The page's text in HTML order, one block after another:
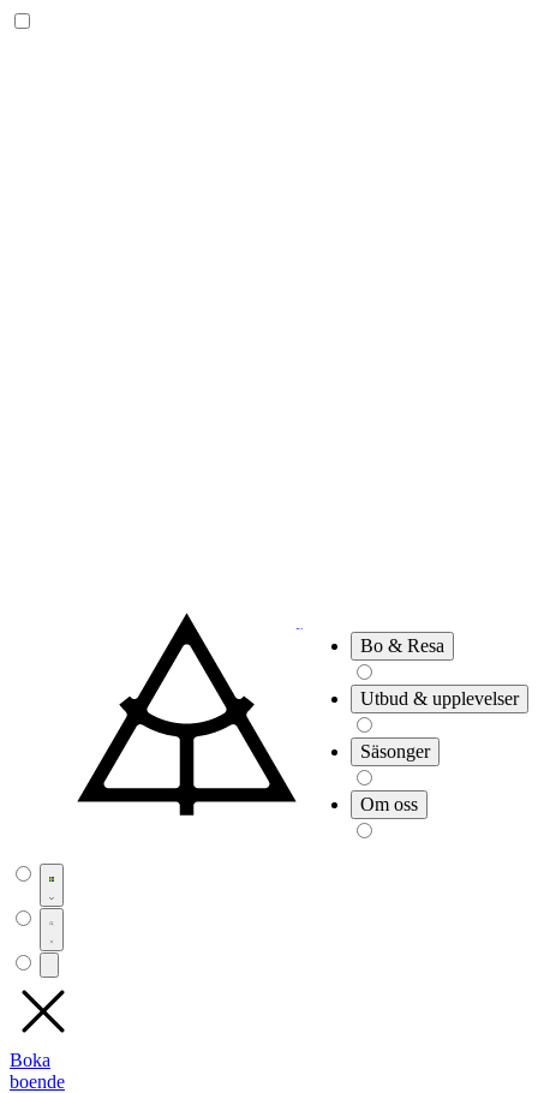
Bo & Resa
Utbud & upplevelser
Säsonger
Om oss
Boka
boende